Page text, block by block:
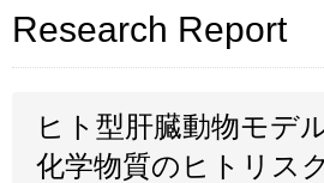
Research Report
ヒト型肝臓動物モデ
化学物質のヒトリス